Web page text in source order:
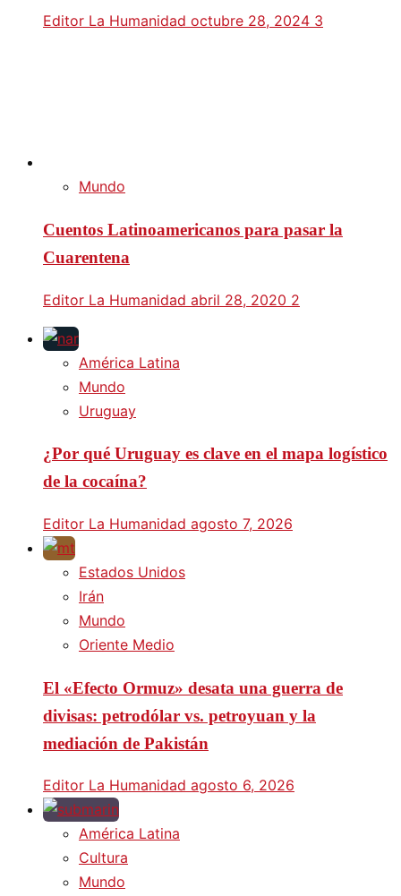
Editor La Humanidad octubre 28, 2024 3
Mundo
Cuentos Latinoamericanos para pasar la
Cuarentena
Editor La Humanidad abril 28, 2020 2
América Latina
Mundo
Uruguay
¿Por qué Uruguay es clave en el mapa logístico
de la cocaína?
Editor La Humanidad agosto 7, 2026
Estados Unidos
Irán
Mundo
Oriente Medio
El «Efecto Ormuz» desata una guerra de
divisas: petrodólar vs. petroyuan y la
mediación de Pakistán
Editor La Humanidad agosto 6, 2026
América Latina
Cultura
Mundo